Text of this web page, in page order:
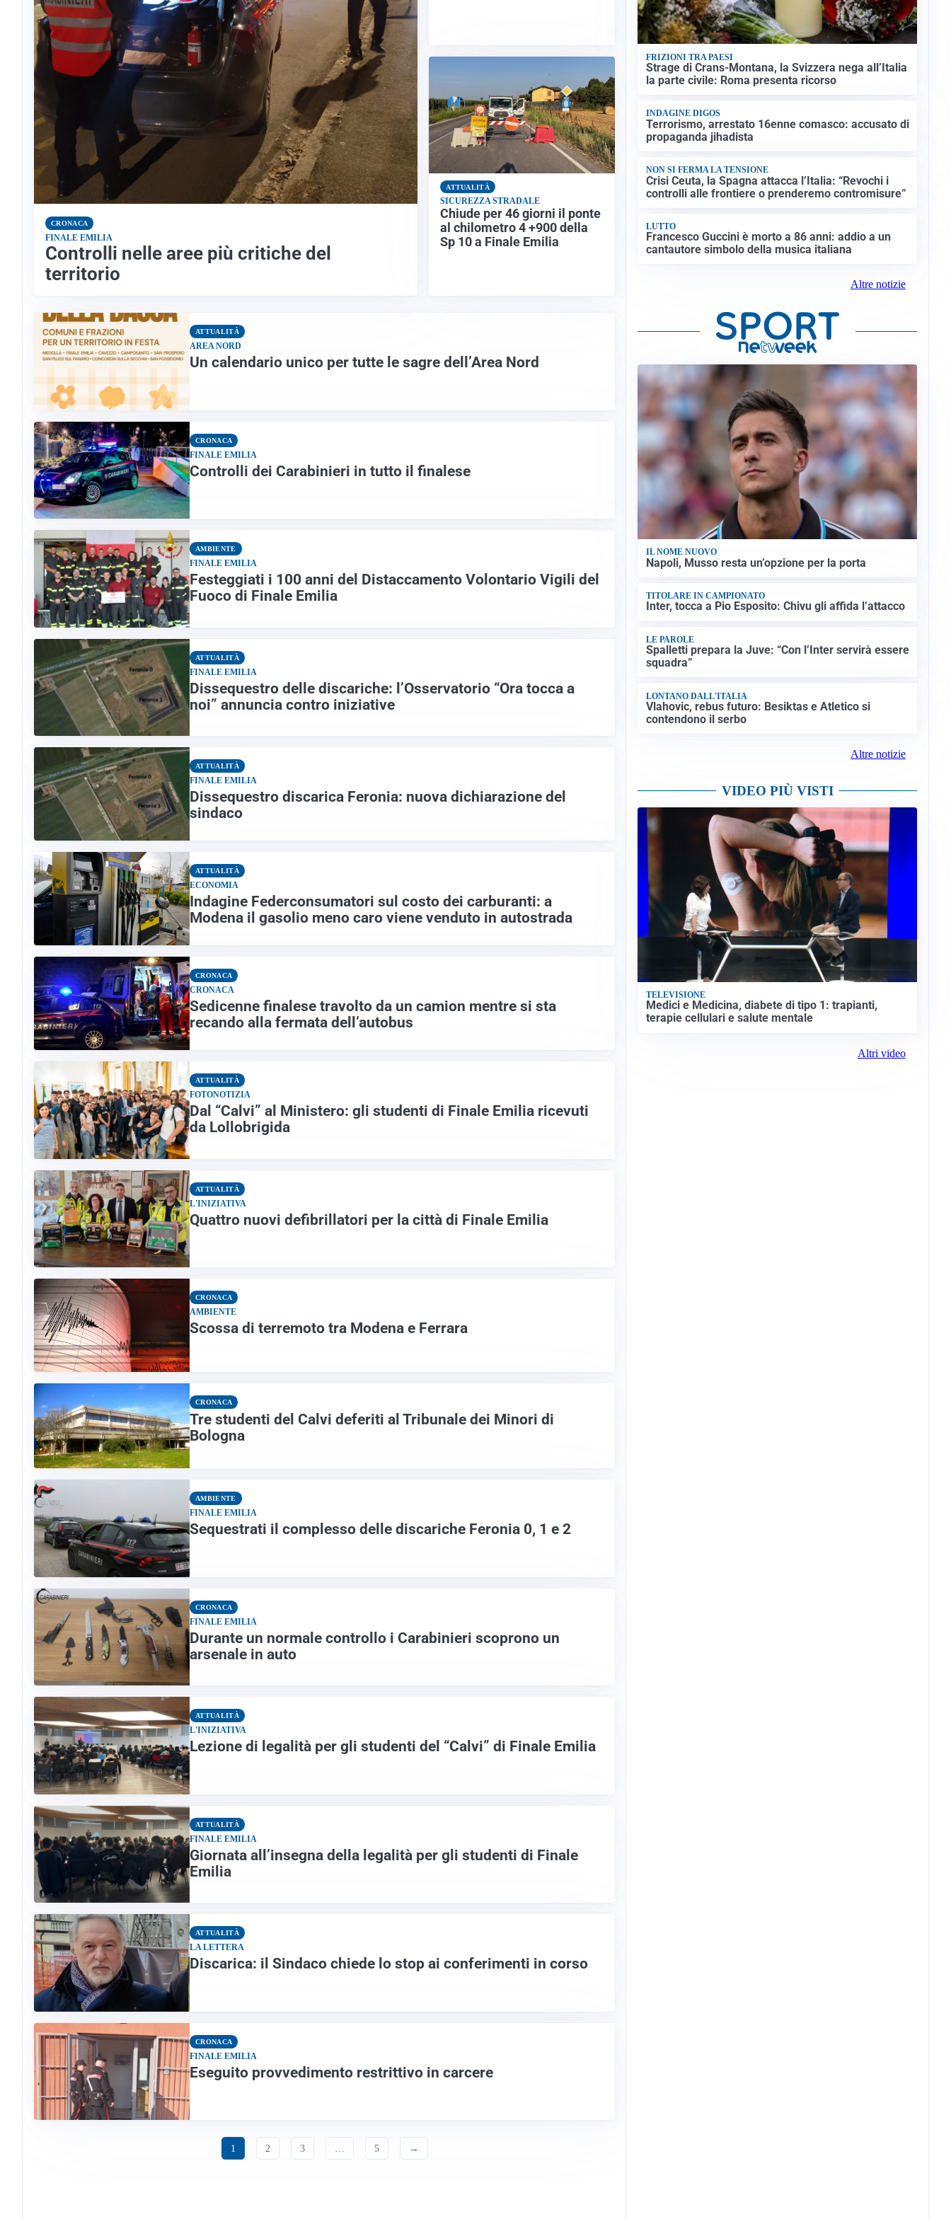
CRONACA
FINALE EMILIA
Controlli nelle aree più critiche del
territorio
ATTUALITÀ
SICUREZZA STRADALE
Chiude per 46 giorni il ponte
al chilometro 4 +900 della
Sp 10 a Finale Emilia
ATTUALITÀ
AREA NORD
Un calendario unico per tutte le sagre dell’Area Nord
CRONACA
FINALE EMILIA
Controlli dei Carabinieri in tutto il finalese
AMBIENTE
FINALE EMILIA
Festeggiati i 100 anni del Distaccamento Volontario Vigili del
Fuoco di Finale Emilia
ATTUALITÀ
FINALE EMILIA
Dissequestro delle discariche: l’Osservatorio “Ora tocca a
noi” annuncia contro iniziative
ATTUALITÀ
FINALE EMILIA
Dissequestro discarica Feronia: nuova dichiarazione del
sindaco
ATTUALITÀ
ECONOMIA
Indagine Federconsumatori sul costo dei carburanti: a
Modena il gasolio meno caro viene venduto in autostrada
CRONACA
CRONACA
Sedicenne finalese travolto da un camion mentre si sta
recando alla fermata dell’autobus
ATTUALITÀ
FOTONOTIZIA
Dal “Calvi” al Ministero: gli studenti di Finale Emilia ricevuti
da Lollobrigida
ATTUALITÀ
L'INIZIATIVA
Quattro nuovi defibrillatori per la città di Finale Emilia
CRONACA
AMBIENTE
Scossa di terremoto tra Modena e Ferrara
CRONACA
Tre studenti del Calvi deferiti al Tribunale dei Minori di
Bologna
AMBIENTE
FINALE EMILIA
Sequestrati il complesso delle discariche Feronia 0, 1 e 2
CRONACA
FINALE EMILIA
Durante un normale controllo i Carabinieri scoprono un
arsenale in auto
ATTUALITÀ
L'INIZIATIVA
Lezione di legalità per gli studenti del “Calvi” di Finale Emilia
ATTUALITÀ
FINALE EMILIA
Giornata all’insegna della legalità per gli studenti di Finale
Emilia
ATTUALITÀ
LA LETTERA
Discarica: il Sindaco chiede lo stop ai conferimenti in corso
CRONACA
FINALE EMILIA
Eseguito provvedimento restrittivo in carcere
1 2 3 5 →
FRIZIONI TRA PAESI
Strage di Crans-Montana, la Svizzera nega all’Italia
la parte civile: Roma presenta ricorso
INDAGINE DIGOS
Terrorismo, arrestato 16enne comasco: accusato di
propaganda jihadista
NON SI FERMA LA TENSIONE
Crisi Ceuta, la Spagna attacca l’Italia: “Revochi i
controlli alle frontiere o prenderemo contromisure”
LUTTO
Francesco Guccini è morto a 86 anni: addio a un
cantautore simbolo della musica italiana
Altre notizie
IL NOME NUOVO
Napoli, Musso resta un’opzione per la porta
TITOLARE IN CAMPIONATO
Inter, tocca a Pio Esposito: Chivu gli affida l’attacco
LE PAROLE
Spalletti prepara la Juve: “Con l’Inter servirà essere
squadra”
LONTANO DALL'ITALIA
Vlahovic, rebus futuro: Besiktas e Atletico si
contendono il serbo
Altre notizie
VIDEO PIÙ VISTI
TELEVISIONE
Medici e Medicina, diabete di tipo 1: trapianti,
terapie cellulari e salute mentale
Altri video